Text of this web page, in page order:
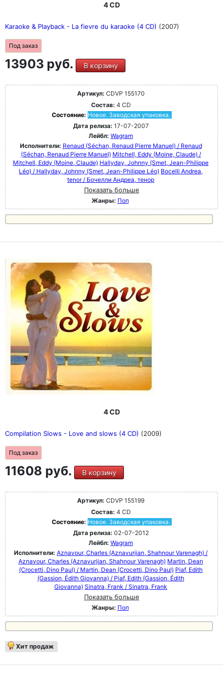
4 CD
Karaoke & Playback - La fievre du karaoke (4 CD) (2007)
Под заказ
13903 руб. В корзину
Артикул: CDVP 155170
Состав: 4 CD
Состояние: Новое. Заводская упаковка.
Дата релиза: 17-07-2007
Лейбл: Wagram
Исполнители: Renaud (Séchan, Renaud Pierre Manuel) / Renaud
(Séchan, Renaud Pierre Manuel) Mitchell, Eddy (Moine, Claude) /
Mitchell, Eddy (Moine, Claude) Hallyday, Johnny (Smet, Jean-Philippe
Léo) / Hallyday, Johnny (Smet, Jean-Philippe Léo) Bocelli Andrea,
tenor / Бочелли Андреа, тенор
Показать больше
Жанры: Поп
4 CD
Compilation Slows - Love and slows (4 CD) (2009)
Под заказ
11608 руб. В корзину
Артикул: CDVP 155199
Состав: 4 CD
Состояние: Новое. Заводская упаковка.
Дата релиза: 02-07-2012
Лейбл: Wagram
Исполнители: Aznavour, Charles (Aznavurjian, Shahnour Varenagh) /
Aznavour, Charles (Aznavurjian, Shahnour Varenagh) Martin, Dean
(Crocetti, Dino Paul) / Martin, Dean (Crocetti, Dino Paul) Piaf, Edith
(Gassion, Édith Giovanna) / Piaf, Edith (Gassion, Édith
Giovanna) Sinatra, Frank / Sinatra, Frank
Показать больше
Жанры: Поп
Хит продаж